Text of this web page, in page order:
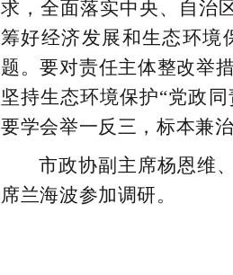
求，全面落实中央、自治
筹好经济发展和生态环境
题。要对责任主体整改举
坚持生态环境保护“党政
要学会举一反三，标本兼
市政协副主席杨恩维
席兰海波参加调研。